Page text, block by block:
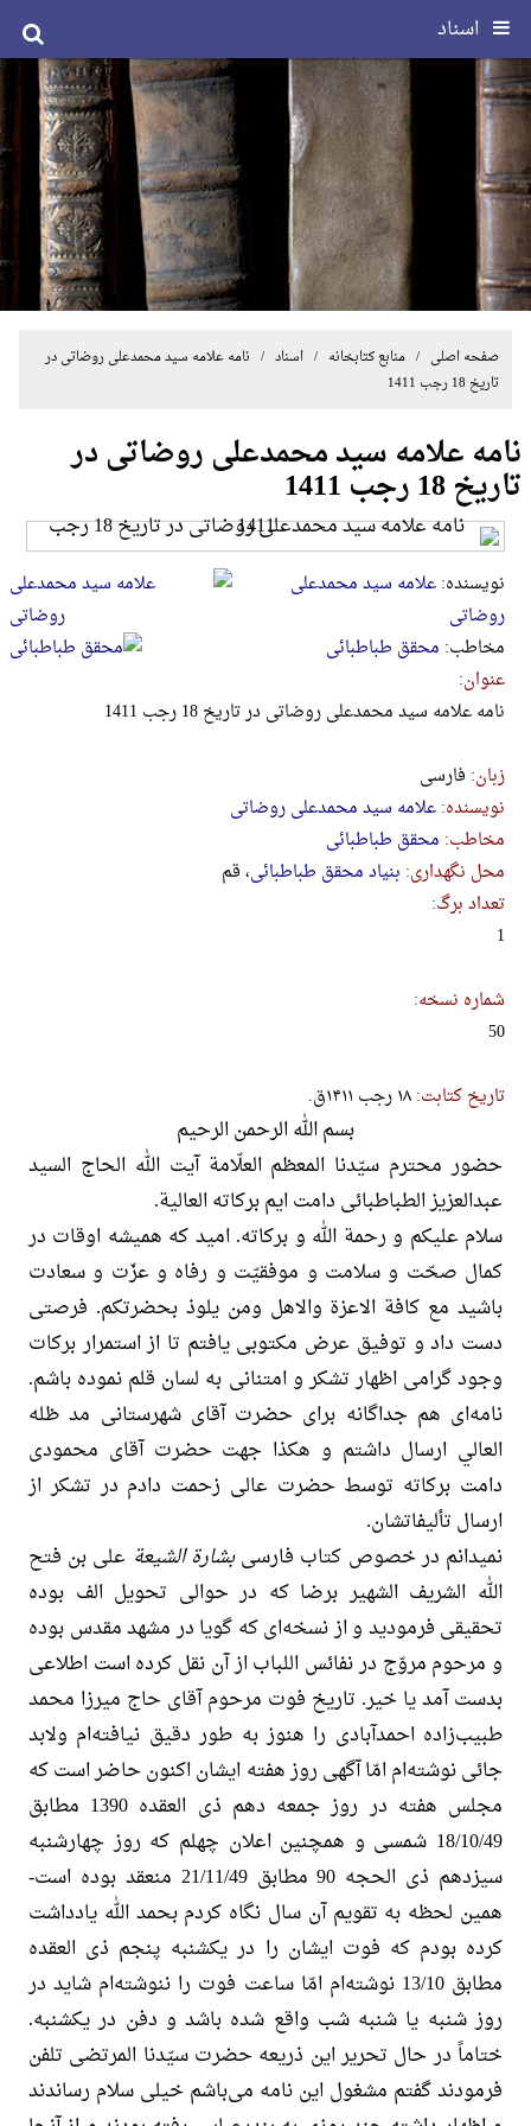
اسناد
صفحه اصلی / منابع کتابخانه /اسناد / نامه علامه سید محمدعلی روضاتی در
تاریخ 18 رجب 1411
نامه علامه سید محمدعلی روضاتی در
تاریخ 18 رجب 1411
نویسنده:علامه سید محمدعلی
روضاتی
مخاطب: محقق طباطبائی
عنوان:
نامه علامه سید محمدعلی روضاتی در تاریخ 18 رجب 1411
زبان: فارسی
نویسنده:علامه سید محمدعلی روضاتی
مخاطب: محقق طباطبائی
محل نگهداری: بنیاد محقق طباطبائی، قم
تعداد برگ:
1
شماره نسخه:
50
تاریخ کتابت:۱۸ رجب ۱۴۱۱ق.
بسم الله الرحمن الرحیم
حضور محترم سیّدنا المعظم العلّامة آیت الله الحاج السید
عبدالعزیز الطباطبائی دامت ایم برکاته العالیة.
سلام علیکم و رحمة الله و برکاته. امید که همیشه اوقات در
کمال صحّت و سلامت و موفقیّت و رفاه و عزّت و سعادت
باشید مع کافة الاعزة والاهل ومن یلوذ بحضرتکم. فرصتی
دست داد و توفیق عرض مکتوبی یافتم تا از استمرار برکات
وجود گرامی اظهار تشکر و امتنانی به لسان قلم نموده باشم.
نامه‌ای هم جداگانه برای حضرت آقای شهرستانی مد ظله
العالي ارسال داشتم و هکذا جهت حضرت آقای محمودی
دامت برکاته توسط حضرت عالی زحمت دادم در تشکر از
ارسال تألیفاتشان.
نمیدانم در خصوص کتاب فارسیبشارة الشیعة علی بن فتح
الله الشریف الشهیر برضا که در حوالی تحویل الف بوده
تحقیقی فرمودید و از نسخه‌ای که گویا در مشهد مقدس بوده
و مرحوم مروّج در نفائس اللباب از آن نقل کرده است اطلاعی
بدست آمد یا خیر. تاریخ فوت مرحوم آقای حاج میرزا محمد
طبیب‌زاده احمدآبادی را هنوز به طور دقیق نیافته‌ام ولابد
جائی نوشته‌ام امّا آگهی روز هفته ایشان اکنون حاضر است که
مجلس هفته در روز جمعه دهم ذی العقده 1390 مطابق
18/10/49 شمسی و همچنین اعلان چهلم که روز چهارشنبه
سیزدهم ذی الحجه 90 مطابق 21/11/49 منعقد بوده است-
همین لحظه به تقویم آن سال نگاه کردم بحمد الله یادداشت
کرده بودم که فوت ایشان را در یکشنبه پنجم ذی العقده
مطابق 13/10 نوشته‌ام امّا ساعت فوت را ننوشته‌ام شاید در
روز شنبه یا شنبه شب واقع شده باشد و دفن در یکشنبه.
ختاماً در حال تحریر این ذریعه حضرت سیّدنا المرتضی تلفن
فرمودند گفتم مشغول این نامه می‌باشم خیلی سلام رساندند